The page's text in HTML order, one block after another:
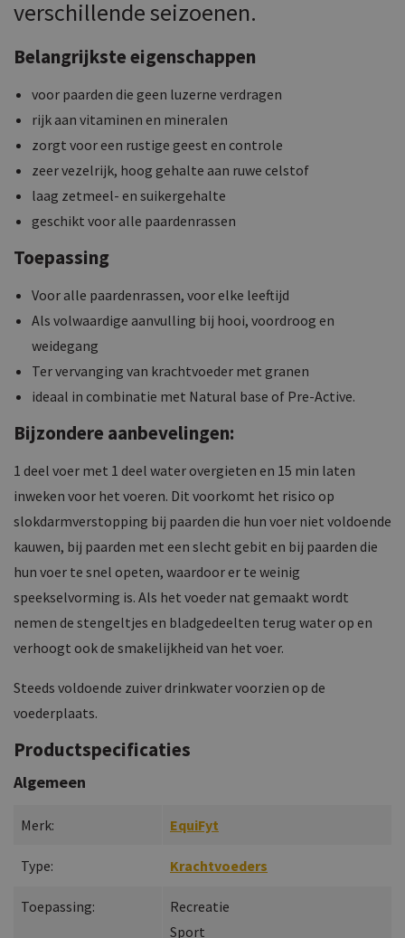
verschillende seizoenen.
Belangrijkste eigenschappen
voor paarden die geen luzerne verdragen
rijk aan vitaminen en mineralen
zorgt voor een rustige geest en controle
zeer vezelrijk, hoog gehalte aan ruwe celstof
laag zetmeel- en suikergehalte
geschikt voor alle paardenrassen
Toepassing
Voor alle paardenrassen, voor elke leeftijd
Als volwaardige aanvulling bij hooi, voordroog en
weidegang
Ter vervanging van krachtvoeder met granen
ideaal in combinatie met Natural base of Pre-Active.
Bijzondere aanbevelingen:
1 deel voer met 1 deel water overgieten en 15 min laten
inweken voor het voeren. Dit voorkomt het risico op
slokdarmverstopping bij paarden die hun voer niet voldoende
kauwen, bij paarden met een slecht gebit en bij paarden die
hun voer te snel opeten, waardoor er te weinig
speekselvorming is. Als het voeder nat gemaakt wordt
nemen de stengeltjes en bladgedeelten terug water op en
verhoogt ook de smakelijkheid van het voer.
Steeds voldoende zuiver drinkwater voorzien op de
voederplaats.
Productspecificaties
Algemeen
Merk: EquiFyt
Type: Krachtvoeders
Toepassing:
Recreatie
Sport